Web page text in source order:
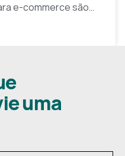
e-commerce são a
em uma
uma